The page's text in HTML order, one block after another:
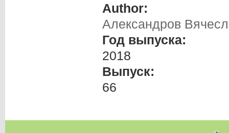
Author:
Александров
Год выпуска:
2018
Выпуск:
66